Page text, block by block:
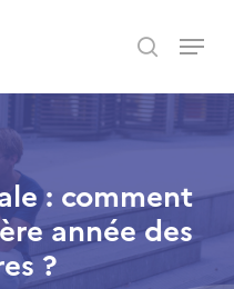
search
Menu
: comment
année des
?
Menu